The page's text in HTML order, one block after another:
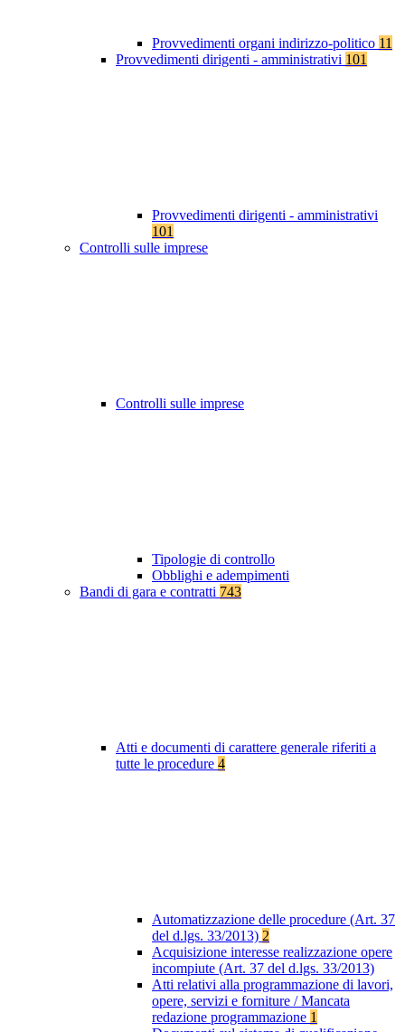
Provvedimenti organi indirizzo-politico 11
Provvedimenti dirigenti - amministrativi 101
Provvedimenti dirigenti - amministrativi
101
Controlli sulle imprese
Controlli sulle imprese
Tipologie di controllo
Obblighi e adempimenti
Bandi di gara e contratti 743
Atti e documenti di carattere generale riferiti a
tutte le procedure 4
Automatizzazione delle procedure (Art. 37
del d.lgs. 33/2013) 2
Acquisizione interesse realizzazione opere
incompiute (Art. 37 del d.lgs. 33/2013)
Atti relativi alla programmazione di lavori,
opere, servizi e forniture / Mancata
redazione programmazione 1